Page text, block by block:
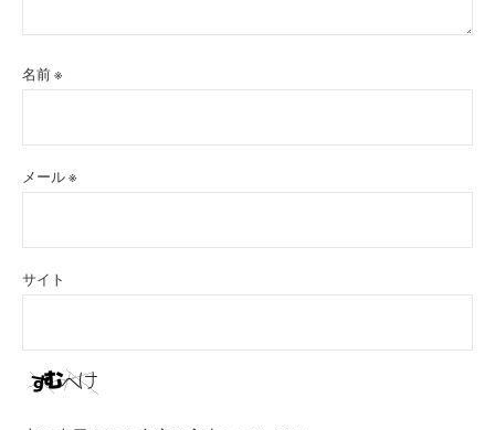
名前※
メール※
サイト